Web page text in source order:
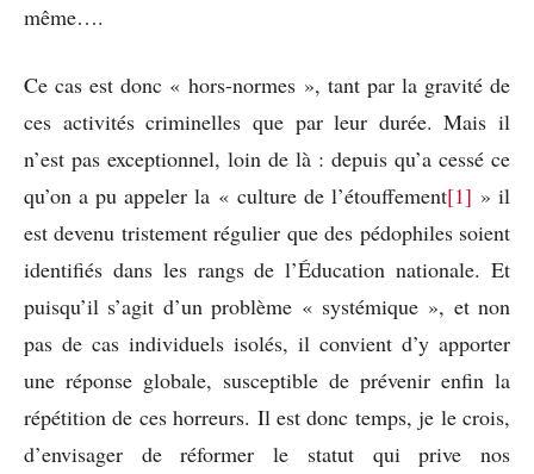
même….
Ce cas est donc « hors-normes », tant par la gravité de
ces activités criminelles que par leur durée. Mais il
n’est pas exceptionnel, loin de là : depuis qu’a cessé ce
qu’on a pu appeler la « culture de l’étouffement[1] » il
est devenu tristement régulier que des pédophiles soient
identifiés dans les rangs de l’Éducation nationale. Et
puisqu’il s’agit d’un problème « systémique », et non
pas de cas individuels isolés, il convient d’y apporter
une réponse globale, susceptible de prévenir enfin la
répétition de ces horreurs. Il est donc temps, je le crois,
d’envisager de réformer le statut qui prive nos